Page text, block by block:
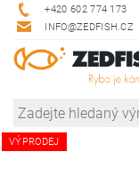
+420 602 774 173
INFO@ZEDFISH.CZ
VÝPRODEJ